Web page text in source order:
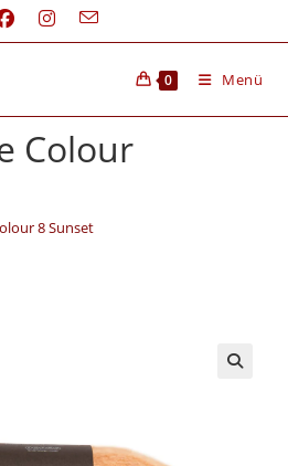
0 Menü
Colour
8 Sunset